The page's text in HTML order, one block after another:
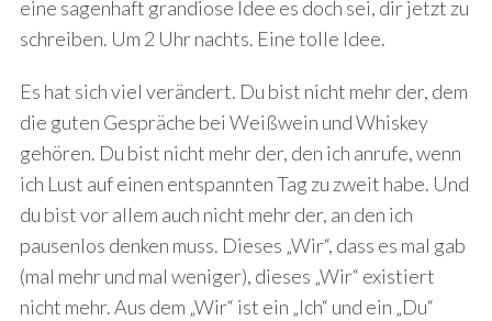
eine sagenhaft grandiose Idee es doch sei, dir jetzt zu
schreiben. Um 2 Uhr nachts. Eine tolle Idee.
Es hat sich viel verändert. Du bist nicht mehr der, dem
die guten Gespräche bei Weißwein und Whiskey
gehören. Du bist nicht mehr der, den ich anrufe, wenn
ich Lust auf einen entspannten Tag zu zweit habe. Und
du bist vor allem auch nicht mehr der, an den ich
pausenlos denken muss. Dieses „Wir“, dass es mal gab
(mal mehr und mal weniger), dieses „Wir“ existiert
nicht mehr. Aus dem „Wir“ ist ein „Ich“ und ein „Du“